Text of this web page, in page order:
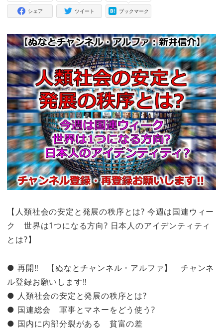
シェア ツイート ブックマーク
【人類社会の安定と発展の秩序とは? 今週は国連ウィー
ク 世界は1つになる方向? 日本人のアイデンティティ
とは?】
● 再開‼ 【ぬなとチャンネル・アルファ】 チャンネ
ル登録お願いします‼
● 人類社会の安定と発展の秩序とは?
● 国連総会 軍事とマネーをどう使う?
● 国内に内部分裂がある 貧富の差